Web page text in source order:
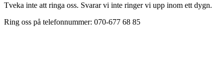
Tveka inte att ringa oss. Svarar vi inte ringer vi upp inom ett dygn.
Ring oss på telefonnummer: 070-677 68 85